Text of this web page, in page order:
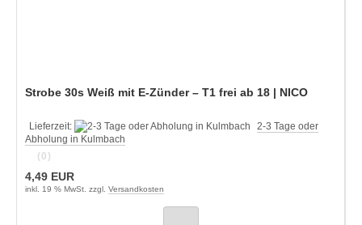
Strobe 30s Weiß mit E-Zünder – T1 frei ab 18 | NICO
Lieferzeit:
2-3 Tage oder
Abholung in Kulmbach
(0)
4,49 EUR
inkl. 19 % MwSt. zzgl. Versandkosten